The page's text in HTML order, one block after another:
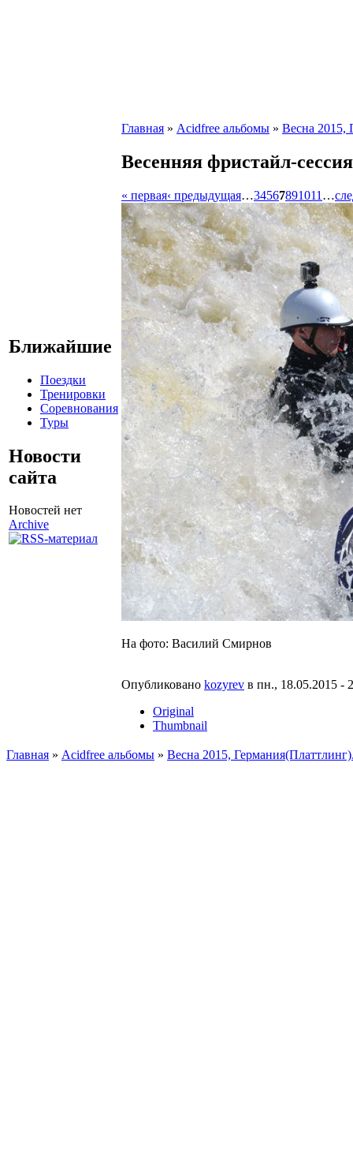
Ближайшие
Поездки
Тренировки
Соревнования
Туры
Новости
сайта
Новостей нет
Archive
Главная » Acidfree альбомы » Весна 2015,
Весенняя фристайл-
« первая‹ предыдущая…34567891011 …
На фото: Василий Смирнов
Опубликовано kozyrev в пн., 18.05.2015 -
Original
Thumbnail
Главная » Acidfree альбомы » Весна 2015,